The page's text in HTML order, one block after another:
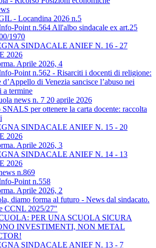
- Locandina 2026 n.5
Point n.564 All'albo sindacale ex art.25
1970
SINDACALE ANIEF N. 16 - 27
2026
Aprile 2026, 4
Point n.562 - Risarciti i docenti di religione:
d’Appello di Venezia sancisce l’abuso nei
a termine
news n. 7 20 aprile 2026
SNALS per ottenere la carta docente: raccolta
SINDACALE ANIEF N. 15 - 20
2026
Aprile 2026, 3
SINDACALE ANIEF N. 14 - 13
2026
n.869
Point n.558
Aprile 2026, 2
diamo forma al futuro - News dal sindacato.
CCNL 2025/27"
PER UNA SCUOLA SICURA
INVESTIMENTI, NON METAL
SINDACALE ANIEF N. 13 - 7